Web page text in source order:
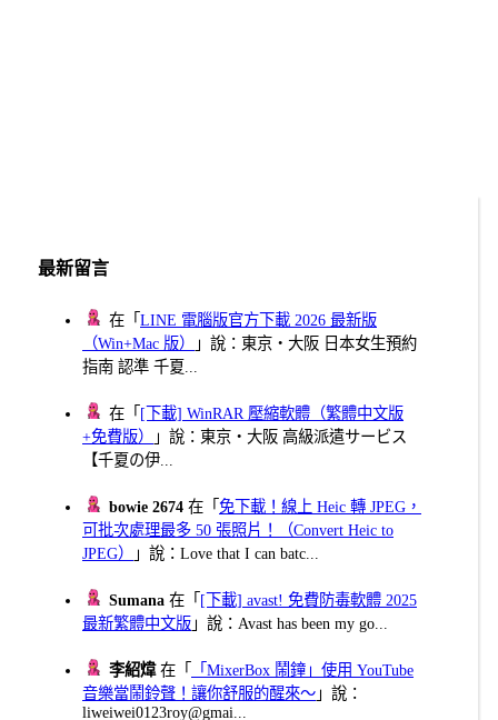
最新留言
在「LINE 電腦版官方下載 2026 最新版
（Win+Mac 版）
」說：東京・大阪 日本女生預約
指南 認準 千夏...
在「 [下載] WinRAR 壓縮軟體（繁體中文版
+免費版）
」說：東京・大阪 高級派遣サービス
【千夏の伊...
bowie 2674 在「免下載！線上 Heic 轉 JPEG，
可批次處理最多 50 張照片！（Convert Heic to
JPEG）
」說：Love that I can batc...
Sumana 在「 [下載] avast! 免費防毒軟體 2025
最新繁體中文版 」說：Avast has been my go...
李紹煒在「
「MixerBox 鬧鐘」使用 YouTube
音樂當鬧鈴聲！讓你舒服的醒來～ 」說：
liweiwei0123roy@gmai...